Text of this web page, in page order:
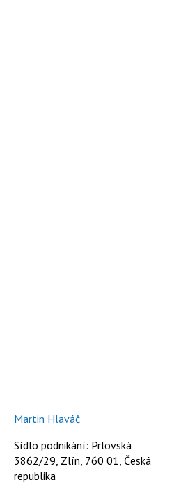
Martin Hlaváč
Sídlo podnikání: Prlovská
3862/29, Zlín, 760 01, Česká
republika